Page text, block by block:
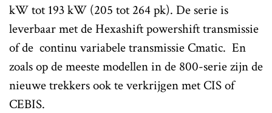
kW tot 193 kW (205 tot 264 pk). De serie is
leverbaar met de Hexashift powershift transmissie
of de continu variabele transmissie Cmatic. En
zoals op de meeste modellen in de 800-serie zijn de
nieuwe trekkers ook te verkrijgen met CIS of
CEBIS.